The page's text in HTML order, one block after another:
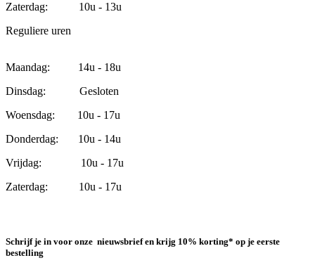
Zaterdag: 10u - 13u
Reguliere uren
Maandag: 14u - 18u
Dinsdag: Gesloten
Woensdag: 10u - 17u
Donderdag: 10u - 14u
Vrijdag: 10u - 17u
Zaterdag: 10u - 17u
Schrijf je in voor onze nieuwsbrief en krijg 10% korting* op je eerste
bestelling